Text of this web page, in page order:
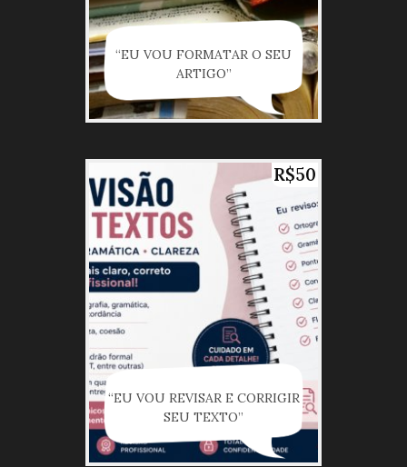
“EU VOU FORMATAR O SEU
ARTIGO”
R$50
“EU VOU REVISAR E CORRIGIR
SEU TEXTO”